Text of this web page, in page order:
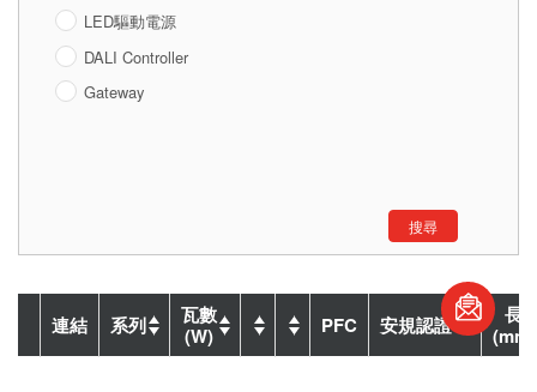
LED驅動電源
DALI Controller
Gateway
搜尋
連結 系列
瓦數
(W)
PFC 安規認證
長
(mm)